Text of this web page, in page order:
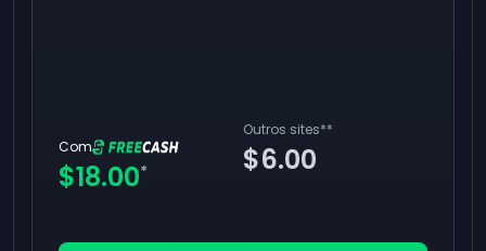
Com
$18.00*
Outros sites**
$6.00